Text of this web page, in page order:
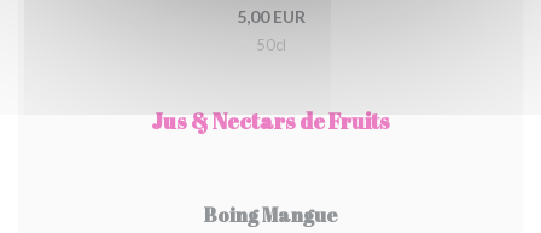
5,00 EUR
50cl
Jus & Nectars de Fruits
Boing Mangue